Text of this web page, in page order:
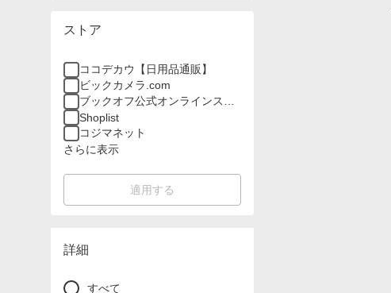
ストア
ココデカウ【日用品通販】
ビックカメラ.com
ブックオフ公式オンラインスト
ア
Shoplist
コジマネット
さらに表示
適用する
詳細
すべて